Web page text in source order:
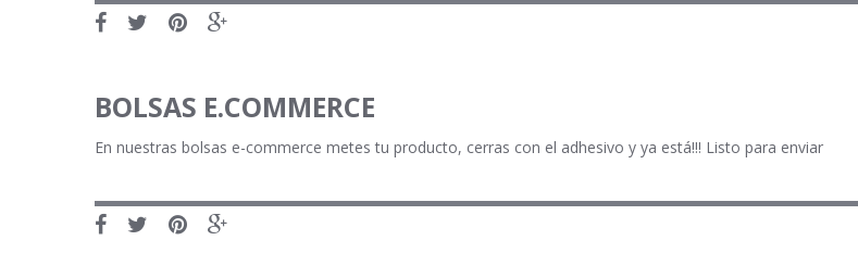
BOLSAS E.COMMERCE
En nuestras bolsas e-commerce metes tu producto, cerras con el adhesivo y ya está!!! Listo para enviar